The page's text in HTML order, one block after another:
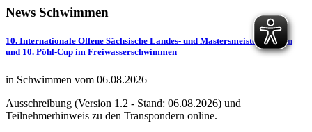
News Schwimmen
10. Internationale Offene Sächsische Landes- und Mastersmeisterschaften
und 10. Pöhl-Cup im Freiwasserschwimmen
in Schwimmen vom 06.08.2026
Ausschreibung (Version 1.2 - Stand: 06.08.2026) und
Teilnehmerhinweis zu den Transpondern online.